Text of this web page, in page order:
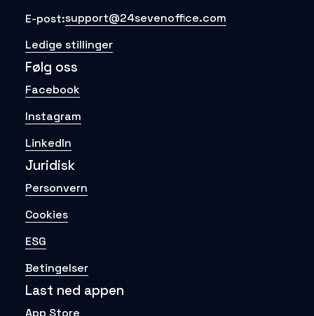
E-post:support@24sevenoffice.com
Ledige stillinger
Følg oss
Facebook
Instagram
LinkedIn
Juridisk
Personvern
Cookies
ESG
Betingelser
Last ned appen
App Store